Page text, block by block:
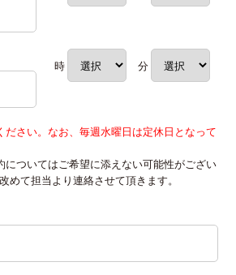
時 分
ださい。なお、毎週水曜日は定休日となって
についてはご希望に添えない可能性がござい
めて担当より連絡させて頂きます。